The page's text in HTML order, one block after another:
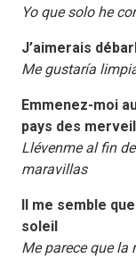
Yo que solo he
J’aimerais
Me gustaría
Emmenez-moi
pays des
Llévenme al fin
maravillas
Il me semble
soleil
Me parece que la